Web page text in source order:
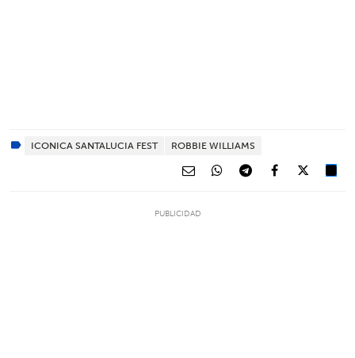
ICONICA SANTALUCIA FEST ROBBIE WILLIAMS